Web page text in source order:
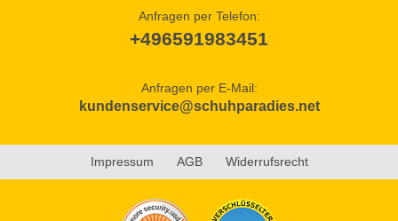
Anfragen per Telefon:
+496591983451
Anfragen per E-Mail:
kundenservice@schuhparadies.net
Impressum AGB Widerrufsrecht